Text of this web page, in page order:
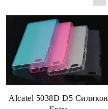
Alcatel 5038D D5 Силикон